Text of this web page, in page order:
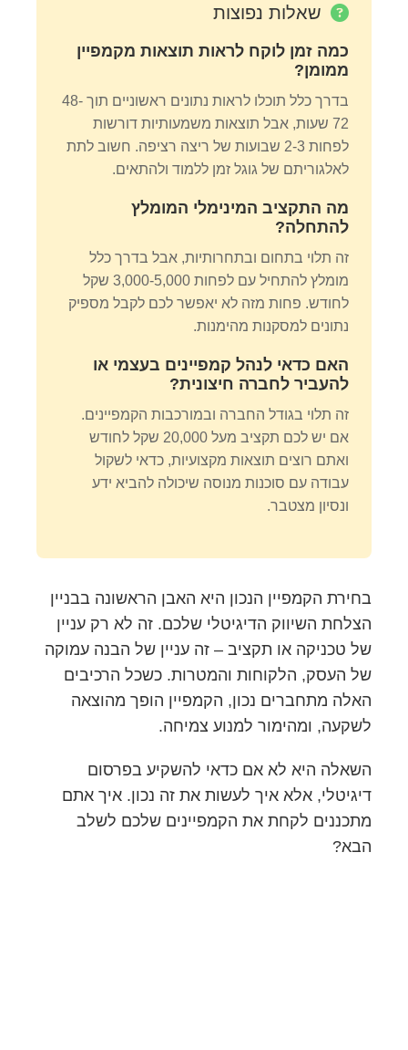
שאלות נפוצות
כמה זמן לוקח לראות תוצאות מקמפיין
ממומן?
בדרך כלל תוכלו לראות נתונים ראשוניים תוך 48-
72 שעות, אבל תוצאות משמעותיות דורשות
לפחות 2-3 שבועות של ריצה רציפה. חשוב לתת
לאלגוריתם של גוגל זמן ללמוד ולהתאים.
מה התקציב המינימלי המומלץ
להתחלה?
זה תלוי בתחום ובתחרותיות, אבל בדרך כלל
מומלץ להתחיל עם לפחות 3,000-5,000 שקל
לחודש. פחות מזה לא יאפשר לכם לקבל מספיק
נתונים למסקנות מהימנות.
האם כדאי לנהל קמפיינים בעצמי או
להעביר לחברה חיצונית?
זה תלוי בגודל החברה ובמורכבות הקמפיינים.
אם יש לכם תקציב מעל 20,000 שקל לחודש
ואתם רוצים תוצאות מקצועיות, כדאי לשקול
עבודה עם סוכנות מנוסה שיכולה להביא ידע
ונסיון מצטבר.
בחירת הקמפיין הנכון היא האבן הראשונה בבניין
הצלחת השיווק הדיגיטלי שלכם. זה לא רק עניין
של טכניקה או תקציב – זה עניין של הבנה עמוקה
של העסק, הלקוחות והמטרות. כשכל הרכיבים
האלה מתחברים נכון, הקמפיין הופך מהוצאה
לשקעה, ומהימור למנוע צמיחה.
השאלה היא לא אם כדאי להשקיע בפרסום
דיגיטלי, אלא איך לעשות את זה נכון. איך אתם
מתכננים לקחת את הקמפיינים שלכם לשלב
הבא?